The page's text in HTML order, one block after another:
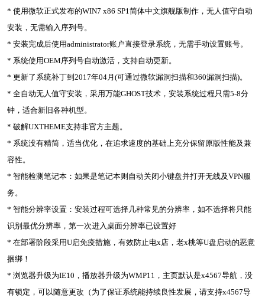
* 使用微软正式发布的WIN7 x86 SP1简体中文旗舰版制作，无人值守自动
安装，无需输入序列号。
* 安装完成后使用administrator账户直接登录系统，无需手动设置账号。
* 系统使用OEM序列号自动激活，支持自动更新。
* 更新了系统补丁到2017年04月(可通过微软漏洞扫描和360漏洞扫描)。
* 全自动无人值守安装，采用万能GHOST技术，安装系统过程只需5-8分
钟，适合新旧各种机型。
* 破解UXTHEME支持非官方主题。
* 系统没有精简，适当优化，在追求速度的基础上充分保留原版性能及兼
容性。
* 智能检测笔记本：如果是笔记本则自动关闭小键盘并打开无线及VPN服
务。
* 智能分辨率设置：安装过程可选择几种常见的分辨率，如不选择将只能
识别最优分辨率，第一次进入桌面分辨率已设置好
* 在部署阶段采用U启免疫措施，有效防止电x店，老x桃等U盘启动的恶意
捆绑！
* 浏览器升级为IE10，播放器升级为WMP11，主页默认是x4567导航，没
有锁定，可以随意更改（为了保证系统能持续良性发展，请支持x4567导